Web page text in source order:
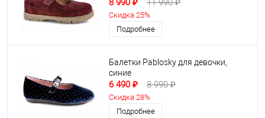
8 990 ₽ 11 990 ₽
Скидка 25%
Подробнее
Балетки Pablosky для девочки,
синие
6 490 ₽ 8 990 ₽
Скидка 28%
Подробнее